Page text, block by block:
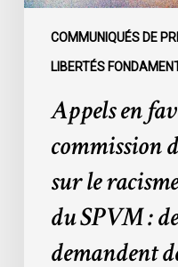
COMMUNIQUÉS DE
LIBERTÉS
policier
SPVM
organisations
explications
Appels en
commission
sur le
du SPVM :
demandent